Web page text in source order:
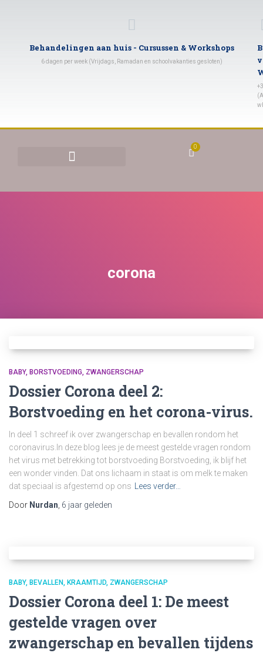
Behandelingen aan huis - Cursussen & Workshops
6 dagen per week (Vrijdags, Ramadan en schoolvakanties gesloten)
0
corona
BABY BORSTVOEDING ZWANGERSCHAP
Dossier Corona deel 2:
Borstvoeding en het corona-virus.
In deel 1 schreef ik over zwangerschap en bevallen rondom het
coronavirus.In deze blog lees je de meest gestelde vragen rondom
het virus met betrekking tot borstvoeding Borstvoeding, ik blijf het
een wonder vinden. Dat ons lichaam in staat is om melk te maken
dat speciaal is afgestemd op ons
Lees verder…
Door Nurdan 6 jaar geleden
BABY BEVALLEN KRAAMTIJD ZWANGERSCHAP
Dossier Corona deel 1: De meest
gestelde vragen over
zwangerschap en bevallen tijdens